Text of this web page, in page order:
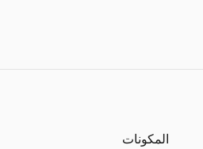
المكونات